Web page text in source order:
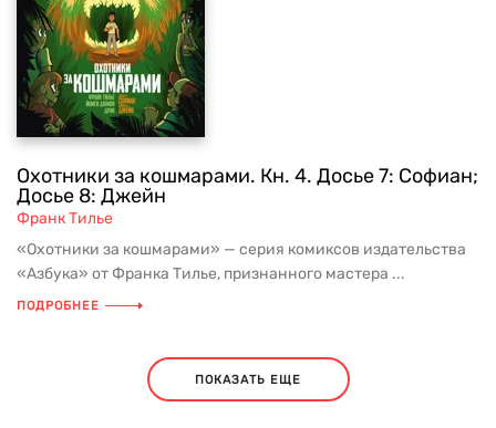
Охотники за кошмарами. Кн. 4. Досье 7: Софиан;
Досье 8: Джейн
Франк Тилье
«Охотники за кошмарами» — серия комиксов издательства
«Азбука» от Франка Тилье, признанного мастера ...
ПОДРОБНЕЕ
ПОКАЗАТЬ ЕЩЕ